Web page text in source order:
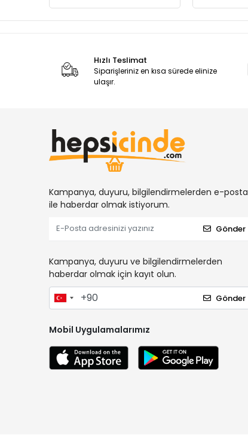
Hızlı Teslimat
Siparişleriniz en kısa sürede elinize
ulaşır.
Kampanya, duyuru, bilgilendirmelerden e-posta
ile haberdar olmak istiyorum.
Gönder
Kampanya, duyuru ve bilgilendirmelerden
haberdar olmak için kayıt olun.
Gönder
Mobil Uygulamalarımız